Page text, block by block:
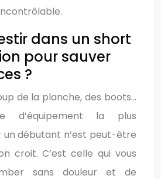
dans un short
pour sauver
?
de la planche, des boots…
d’équipement la plus
débutant n’est peut-être
croit. C’est celle qui vous
sans douleur et de